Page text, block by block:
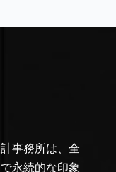
事務所は、全
永続的な印象